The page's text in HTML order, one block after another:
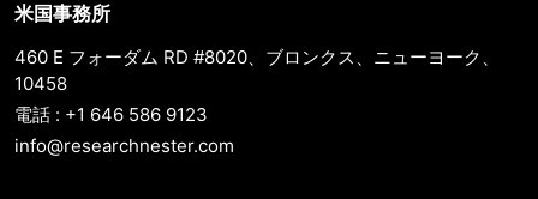
米国事務所
460 E フォーダム RD #8020、ブロンクス、ニューヨーク、
10458
電話 : +1 646 586 9123
info@researchnester.com